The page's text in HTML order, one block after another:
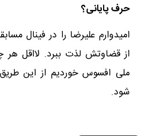
حرف پایانی؟
امیدوارم علیرضا را در فینال
از قضاوتش لذت ببرد. لااقل
ملی افسوس خوردیم از این
شود.